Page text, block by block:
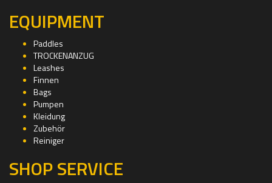
EQUIPMENT
Paddles
TROCKENANZUG
Leashes
Finnen
Bags
Pumpen
Kleidung
Zubehör
Reiniger
SHOP SERVICE